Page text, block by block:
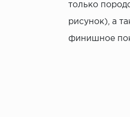
только
рисунок), а
финишное